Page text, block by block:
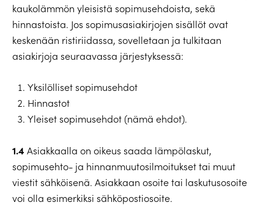
kaukolämmön yleisistä sopimusehdoista, sekä
hinnastoista. Jos sopimusasiakirjojen sisällöt ovat
keskenään ristiriidassa, sovelletaan ja tulkitaan
asiakirjoja seuraavassa järjestyksessä:
Yksilölliset sopimusehdot
Hinnastot
Yleiset sopimusehdot (nämä ehdot).
1.4 Asiakkaalla on oikeus saada lämpölaskut,
sopimusehto- ja hinnanmuutosilmoitukset tai muut
viestit sähköisenä. Asiakkaan osoite tai laskutusosoite
voi olla esimerkiksi sähköpostiosoite.